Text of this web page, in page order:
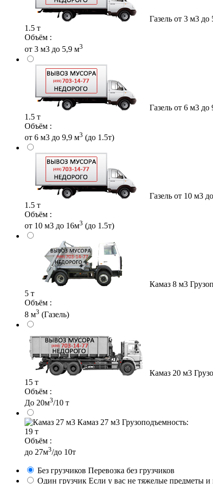
Газель от 3 м3 до
1.5 т
Объём :
от 3 м3 до 5,9 м3
Газель от 6 м3 до
1.5 т
Объём :
от 6 м3 до 9,9 м3 (до 1.5т)
Газель от 10 м3
1.5 т
Объём :
от 10 м3 до 16м3 (до 1.5т)
Камаз 8 м3
5 т
Объём :
8 м3 (Газель)
Камаз 20 м3
15 т
Объём :
До 20м3/10 т
Камаз 27 м3 Грузоподъемность:
19 т
Объём :
до 27м3/до 10т
Без грузчиков Перевозка без грузчиков
Один грузчик Если у вас не тяжелые предметы